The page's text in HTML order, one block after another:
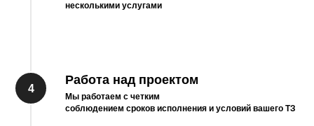
несколькими услугами
Работа над проектом
Мы работаем с четким
соблюдением сроков исполнения и условий вашего ТЗ